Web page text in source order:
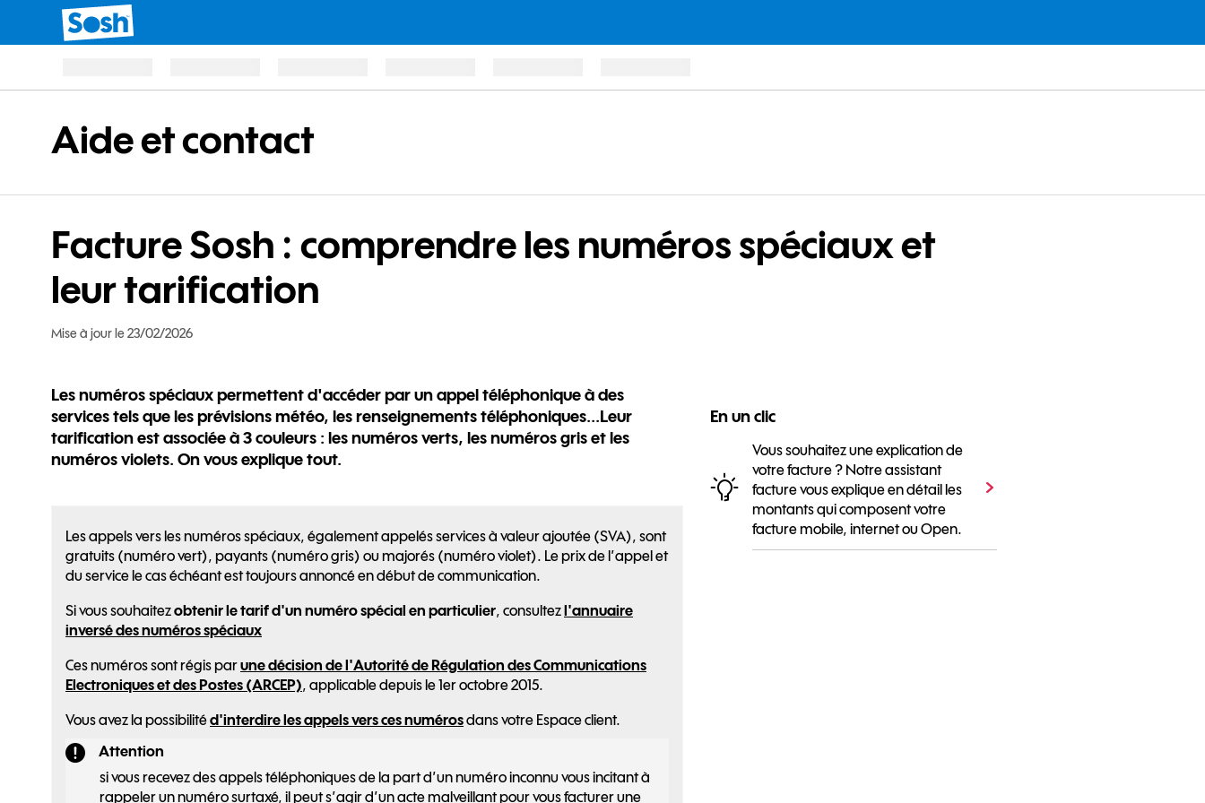
Aide et contact
Facture Sosh : comprendre les numéros spéciaux et
leur tarification
Mise à jour le 23/02/2026
Les numéros spéciaux permettent d'accéder par un appel téléphonique à des
services tels que les prévisions météo, les renseignements téléphoniques...Leur
tarification est associée à 3 couleurs : les numéros verts, les numéros gris et les
numéros violets. On vous explique tout.
Les appels vers les numéros spéciaux, également appelés services à valeur ajoutée (SVA), sont
gratuits (numéro vert), payants (numéro gris) ou majorés (numéro violet). Le prix de l’appel et
du service le cas échéant est toujours annoncé en début de communication.
Si vous souhaitezobtenir le tarif d'un numéro spécial en particulier, consultezl'annuaire
inversé des numéros spéciaux
Ces numéros sont régis parune décision de l'Autorité de Régulation des Communications
Electroniques et des Postes (ARCEP), applicable depuis le 1er octobre 2015.
Vous avez la possibilitéd'interdireles appels vers ces numérosdans votre Espace client.
Attention
si vous recevez des appels téléphoniques de la part d’un numéro inconnu vous incitant à
rappeler un numéro surtaxé, il peut s’agir d’un acte malveillant pour vous facturer une
En un clic
Vous souhaitez une explication de
votre facture ? Notre assistant
facture vous explique en détail les
montants qui composent votre
facture mobile, internet ou Open.